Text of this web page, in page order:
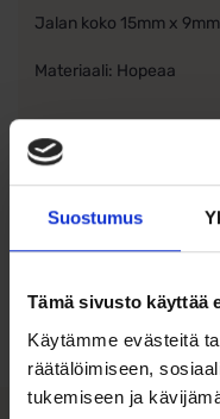
Suostumus
Tämä sivusto käyttää
Käytämme evästeitä
räätälöimiseen,
tukemiseen ja
Jalan koko 15mm x
Materiaali: Hopeaa